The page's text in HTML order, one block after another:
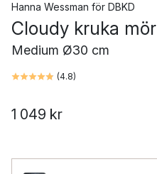
Hanna Wessman för DBKD
Cloudy kruka
Medium Ø30 cm
(4.8)
1 049 kr